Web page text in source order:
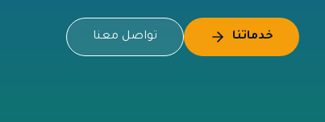
خدماتنا تواصل معنا